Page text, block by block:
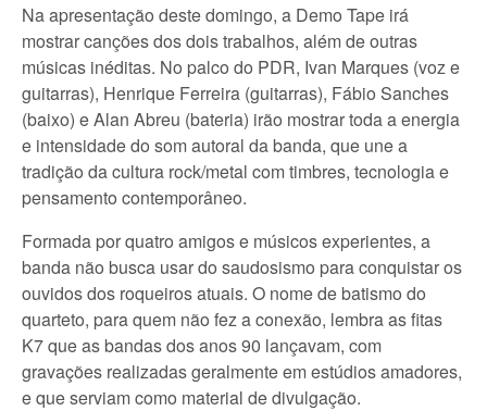
Na apresentação deste domingo, a Demo Tape irá
mostrar canções dos dois trabalhos, além de outras
músicas inéditas. No palco do PDR, Ivan Marques (voz e
guitarras), Henrique Ferreira (guitarras), Fábio Sanches
(baixo) e Alan Abreu (bateria) irão mostrar toda a energia
e intensidade do som autoral da banda, que une a
tradição da cultura rock/metal com timbres, tecnologia e
pensamento contemporâneo.
Formada por quatro amigos e músicos experientes, a
banda não busca usar do saudosismo para conquistar os
ouvidos dos roqueiros atuais. O nome de batismo do
quarteto, para quem não fez a conexão, lembra as fitas
K7 que as bandas dos anos 90 lançavam, com
gravações realizadas geralmente em estúdios amadores,
e que serviam como material de divulgação.